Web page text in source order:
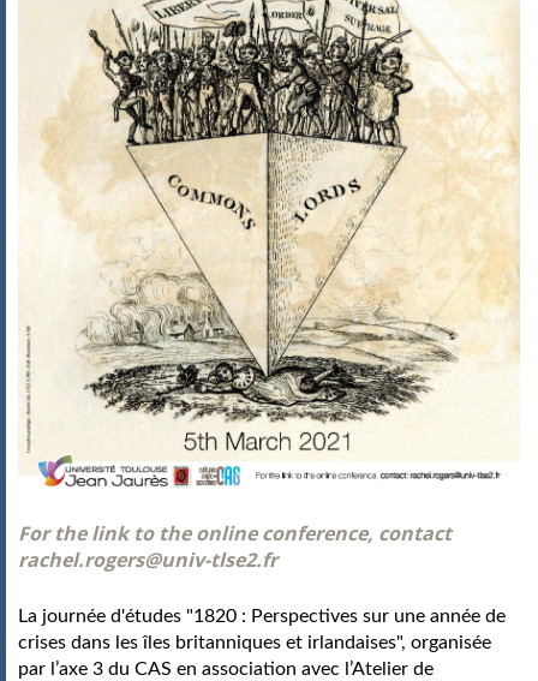
For the link to the online conference, contact
rachel.rogers@univ-tlse2.fr
La journée d'études "1820 : Perspectives sur une année de
crises dans les îles britanniques et irlandaises", organisée
par l’axe 3 du CAS en association avec l’Atelier de